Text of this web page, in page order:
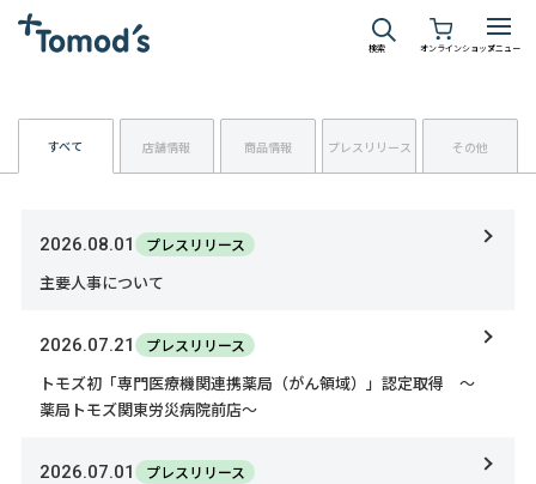
検索 オンラインショップメニュー
すべて
2026.08.01 プレスリリース
主要人事について
2026.07.21 プレスリリース
トモズ初「専門医療機関連携薬局（がん領域）」認定取得 ～
薬局トモズ関東労災病院前店～
2026.07.01 プレスリリース
店舗情報 商品情報 プレスリリース その他